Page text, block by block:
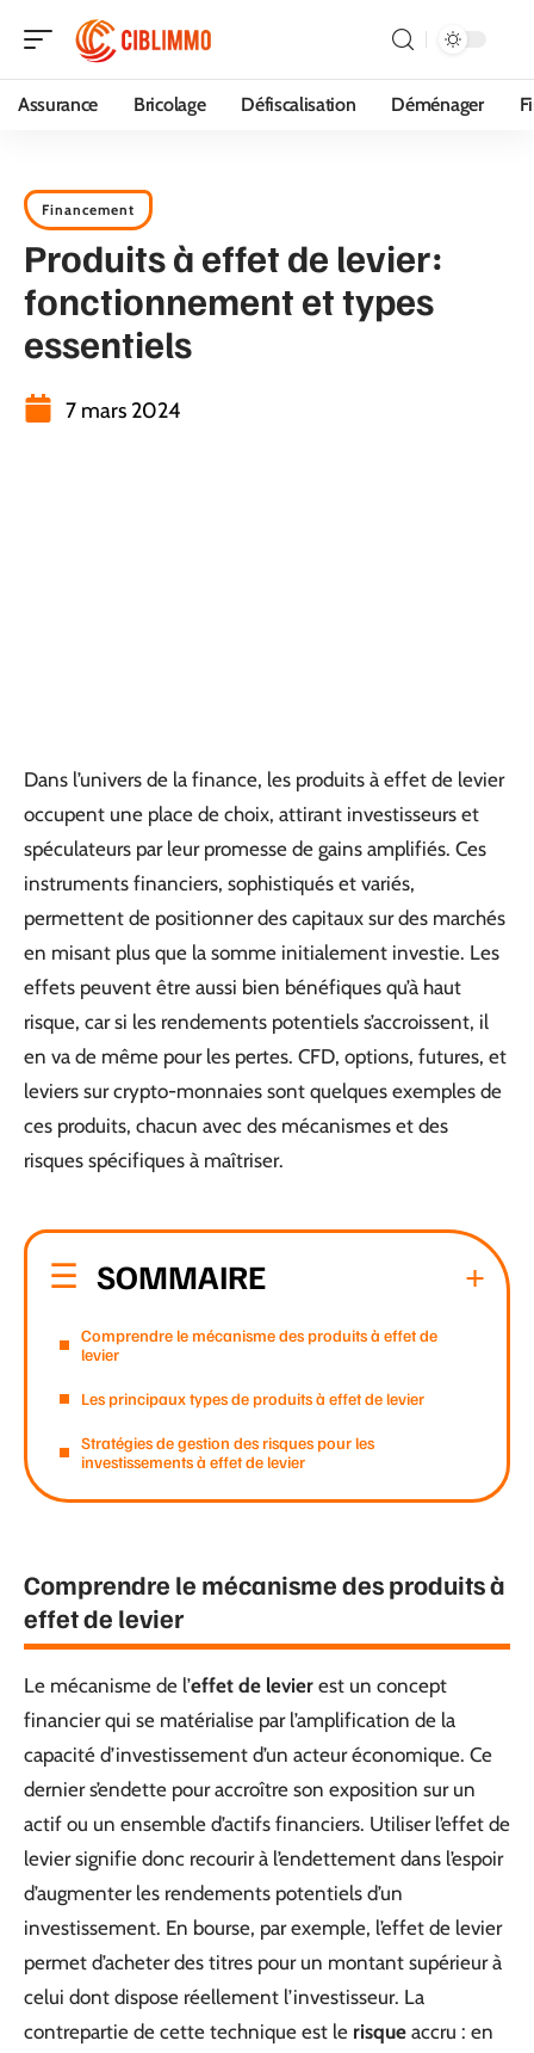
Assurance Bricolage Défiscalisation Déménager
Financement
Produits à effet de levier:
fonctionnement et types
essentiels
7 mars 2024
Dans l’univers de la finance, les produits à effet de levier
occupent une place de choix, attirant investisseurs et
spéculateurs par leur promesse de gains amplifiés. Ces
instruments financiers, sophistiqués et variés,
permettent de positionner des capitaux sur des marchés
en misant plus que la somme initialement investie. Les
effets peuvent être aussi bien bénéfiques qu’à haut
risque, car si les rendements potentiels s’accroissent, il
en va de même pour les pertes. CFD, options, futures, et
leviers sur crypto-monnaies sont quelques exemples de
ces produits, chacun avec des mécanismes et des
risques spécifiques à maîtriser.
SOMMAIRE
Comprendre le mécanisme des produits à effet de
levier
Les principaux types de produits à effet de levier
Stratégies de gestion des risques pour les
investissements à effet de levier
Comprendre le mécanisme des produits à
effet de levier
Le mécanisme de l’effet de levier est un concept
financier qui se matérialise par l’amplification de la
capacité d’investissement d’un acteur économique. Ce
dernier s’endette pour accroître son exposition sur un
actif ou un ensemble d’actifs financiers. Utiliser l’effet de
levier signifie donc recourir à l’endettement dans l’espoir
d’augmenter les rendements potentiels d’un
investissement. En bourse, par exemple, l’effet de levier
permet d’acheter des titres pour un montant supérieur à
celui dont dispose réellement l’investisseur. La
contrepartie de cette technique est le risque accru : en